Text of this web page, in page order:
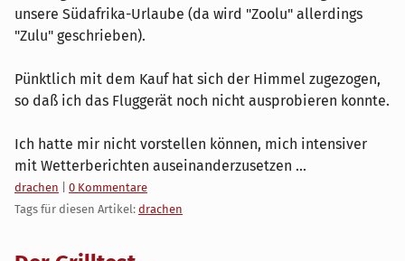
unsere Südafrika-Urlaube (da wird "Zoolu" allerdings
"Zulu" geschrieben).
Pünktlich mit dem Kauf hat sich der Himmel zugezogen,
so daß ich das Fluggerät noch nicht ausprobieren konnte.
Ich hatte mir nicht vorstellen können, mich intensiver
mit Wetterberichten auseinanderzusetzen ...
Kategorien:
drachen
0 Kommentare
Tags für diesen Artikel: drachen